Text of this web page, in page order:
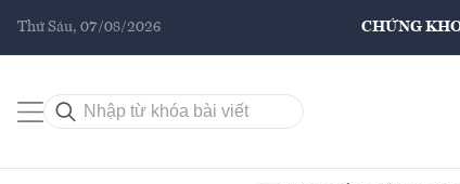
Thứ Sáu, 07/08/2026 CHỨNG